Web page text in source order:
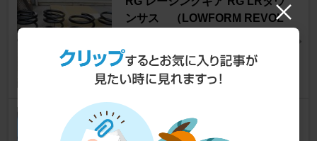
ンサス （LOWFORM REVOL
フォレスター [SH]
ジャン・エイジさん
8
1
PROVA ローダウンスプリング
フォレスター [SH]